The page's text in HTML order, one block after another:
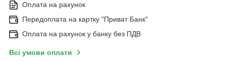
Оплата на рахунок
Передоплата на картку "Приват Банк"
Оплата на рахунок у банку без ПДВ
Всі умови оплати